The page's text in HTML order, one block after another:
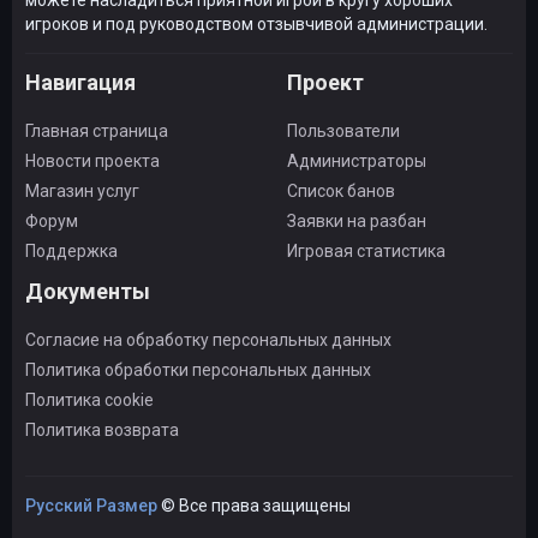
игроков и под руководством отзывчивой администрации.
Навигация
Главная страница
Новости проекта
Магазин услуг
Форум
Поддержка
Проект
Пользователи
Администраторы
Список банов
Заявки на разбан
Игровая статистика
Документы
Согласие на обработку персональных данных
Политика обработки персональных данных
Политика cookie
Политика возврата
Русский Размер© Все права защищены